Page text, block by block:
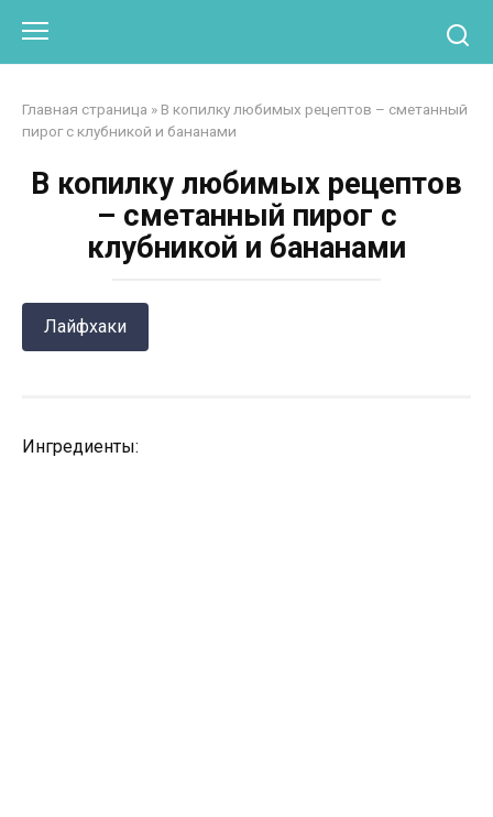
контенту
Главная страница » В копилку любимых рецептов – сметанный
пирог с клубникой и бананами
В копилку любимых рецептов
– сметанный пирог с
клубникой и бананами
Лайфхаки
Ингредиенты: